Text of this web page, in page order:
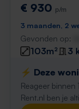
€ 930 p/m
3 maanden, 2
Gevonden op:
103m²
3
⚡️ Deze
Reageer binnen
Rent.nl ben je